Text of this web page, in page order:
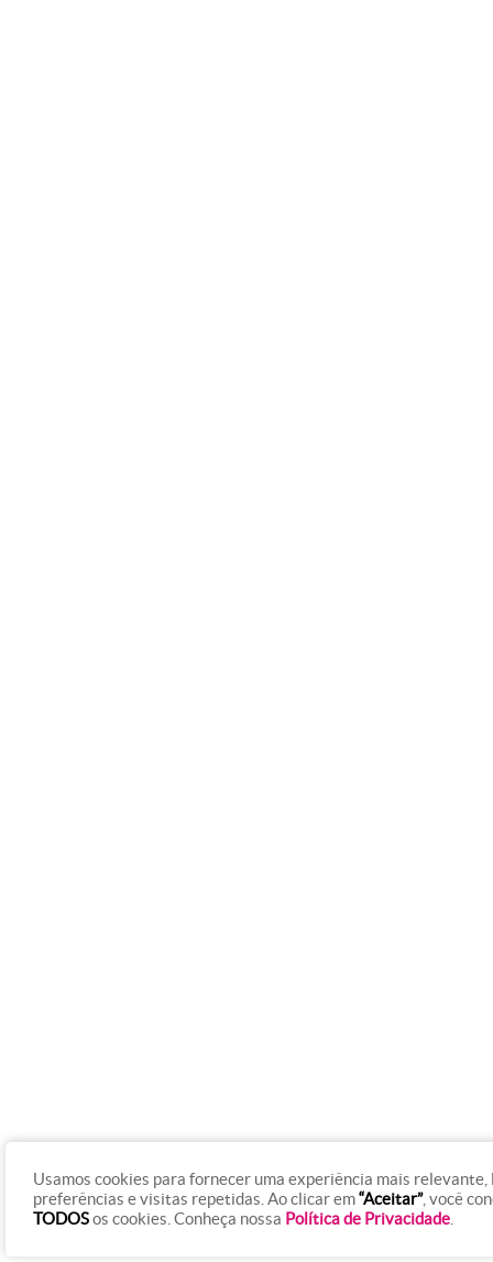
Usamos cookies para fornecer uma experiência mais relevante,
preferências e visitas repetidas. Ao clicar em“Aceitar”, você
TODOSos cookies. Conheça nossa Política de Privacidade.